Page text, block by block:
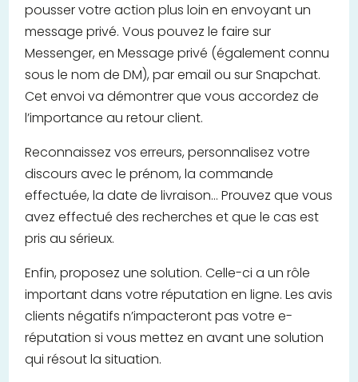
pousser votre action plus loin en envoyant un
message privé. Vous pouvez le faire sur
Messenger, en Message privé (également connu
sous le nom de DM), par email ou sur Snapchat.
Cet envoi va démontrer que vous accordez de
l’importance au retour client.
Reconnaissez vos erreurs, personnalisez votre
discours avec le prénom, la commande
effectuée, la date de livraison… Prouvez que vous
avez effectué des recherches et que le cas est
pris au sérieux.
Enfin, proposez une solution. Celle-ci a un rôle
important dans votre réputation en ligne. Les avis
clients négatifs n’impacteront pas votre e-
réputation si vous mettez en avant une solution
qui résout la situation.